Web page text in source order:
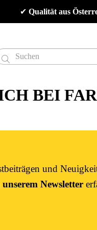
✔ Qualität aus

BEI
und
Newsletter